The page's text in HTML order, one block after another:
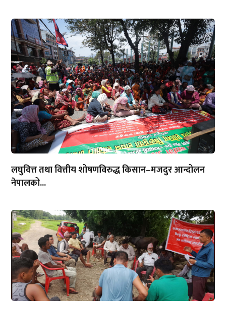
लघुवित्त तथा वित्तीय शोषणविरुद्ध किसान–मजदुर आन्दोलन
नेपालको...